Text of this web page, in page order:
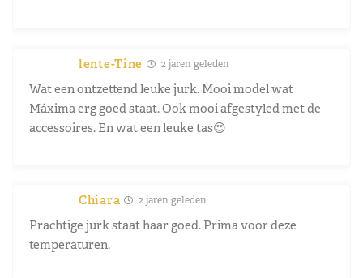
lente-Tine 2 jaren geleden
Wat een ontzettend leuke jurk. Mooi model wat
Máxima erg goed staat. Ook mooi afgestyled met de
accessoires. En wat een leuke tas😍
Chiara 2 jaren geleden
Prachtige jurk staat haar goed. Prima voor deze
temperaturen.